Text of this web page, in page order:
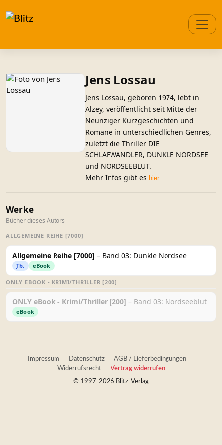
Jens Lossau
Jens Lossau, geboren 1974, lebt in
Alzey, veröffentlicht seit Mitte der
Neunziger Kurzgeschichten und
Romane in unterschiedlichen Genres,
zuletzt die Thriller DIE
SCHLAFWANDLER, DUNKLE NORDSEE
und NORDSEEBLUT.
Mehr Infos gibt es hier.
Werke
Bücher dieses Autors
ALLGEMEINE REIHE [7000]
Allgemeine Reihe [7000] – Band 03: Dunkle Nordsee
Tb. eBook
ONLY EBOOK - KRIMI/THRILLER [200]
ONLY eBook - Krimi/Thriller [200] – Band 03: Nordseeblut
eBook
Impressum Datenschutz
AGB / Lieferbedingungen
Widerrufsrecht
Vertrag widerrufen
© 1997-2026 Blitz-Verlag